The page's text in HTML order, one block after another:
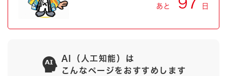
あと 日
AI（人工知能）は
こんなページをおすすめします